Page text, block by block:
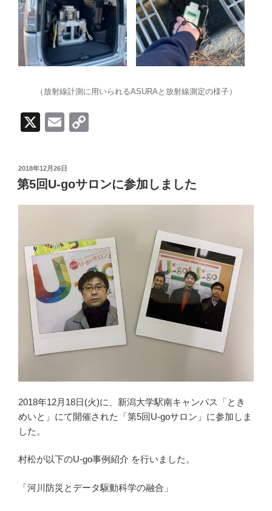
（放射線計測に用いられるASURAと放射線測定の様子）
X
E
ail
y
Li
k
投
稿
日:
2018年12月26日
第5回U-goサロンに参加しました
2018年12月18日(火)に、新潟大学駅南キャンパス「とき
めいと」にて開催された「第5回U-goサロン」に参加しま
した。
村松が以下のU-go事例紹介 を行いました。
「河川防災とデータ駆動科学の融合」